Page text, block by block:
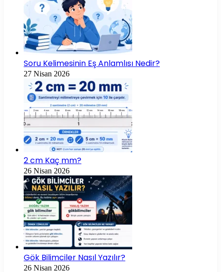
Soru Kelimesinin Eş Anlamlısı Nedir?
27 Nisan 2026
2 cm Kaç mm?
26 Nisan 2026
Gök Bilimciler Nasıl Yazılır?
26 Nisan 2026